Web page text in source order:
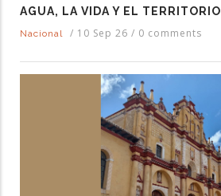
AGUA, LA VIDA Y EL TERRITORIO
Nacional / 10 Sep 26 / 0 comments